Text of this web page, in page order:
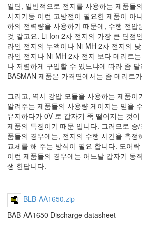
일단, 일반적으로 전지를 사용하는 제품들
시지기등 이런 고방전이 필요한 제품이 아
하의 전력량을 사용하기 때문에, 수행 전압
것 같고요. Li-Ion 2차 전지의 가장 큰 단점
라인 전지의 누액이나 Ni-MH 2차 전지의
라인 전지나 Ni-MH 2차 전지 보다 메리트
나 저렴하게 구입할 수 있느냐에 따라 좀
BASMAN 제품은 가격면에서는 좀 메리트
그리고, 역시 강압 모듈을 사용하는 제품
알려주는 제품들의 사용량 게이지는 믿을
유지하다가 0V 로 갑자기 뚝 떨어지는 것
제품의 특징이기 때문 입니다. 그러므로 승
품들의 경우에는, 전지의 수행 시간을 측정
교체를 해 주는 방식이 필요 합니다. 도어
이런 제품들의 경우에는 어느날 갑자기 동
생 한답니다.
BLB-AA1650.zip
BAB-AA1650 Discharge datasheet